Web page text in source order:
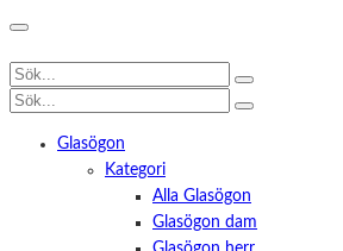
Glasögon
Kategori
Alla Glasögon
Glasögon dam